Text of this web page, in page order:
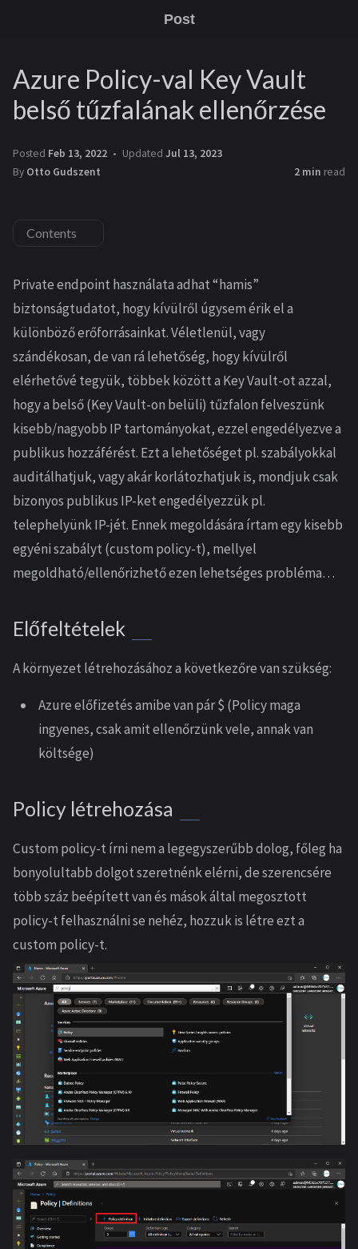
Post
Azure Policy-val Key Vault
belső tűzfalának ellenőrzése
Posted Feb 13, 2022 Updated Jul 13, 2023
By Otto Gudszent 2 min read
Contents
Private endpoint használata adhat “hamis”
biztonságtudatot, hogy kívülről úgysem érik el a
különböző erőforrásainkat. Véletlenül, vagy
szándékosan, de van rá lehetőség, hogy kívülről
elérhetővé tegyük, többek között a Key Vault-ot azzal,
hogy a belső (Key Vault-on belüli) tűzfalon felveszünk
kisebb/nagyobb IP tartományokat, ezzel engedélyezve a
publikus hozzáférést. Ezt a lehetőséget pl. szabályokkal
auditálhatjuk, vagy akár korlátozhatjuk is, mondjuk csak
bizonyos publikus IP-ket engedélyezzük pl.
telephelyünk IP-jét. Ennek megoldására írtam egy kisebb
egyéni szabályt (custom policy-t), mellyel
megoldható/ellenőrizhető ezen lehetséges probléma…
Előfeltételek
A környezet létrehozásához a következőre van szükség:
Azure előfizetés amibe van pár $ (Policy maga
ingyenes, csak amit ellenőrzünk vele, annak van
költsége)
Policy létrehozása
Custom policy-t írni nem a legegyszerűbb dolog, főleg ha
bonyolultabb dolgot szeretnénk elérni, de szerencsére
több száz beépített van és mások által megosztott
policy-t felhasználni se nehéz, hozzuk is létre ezt a
custom policy-t.